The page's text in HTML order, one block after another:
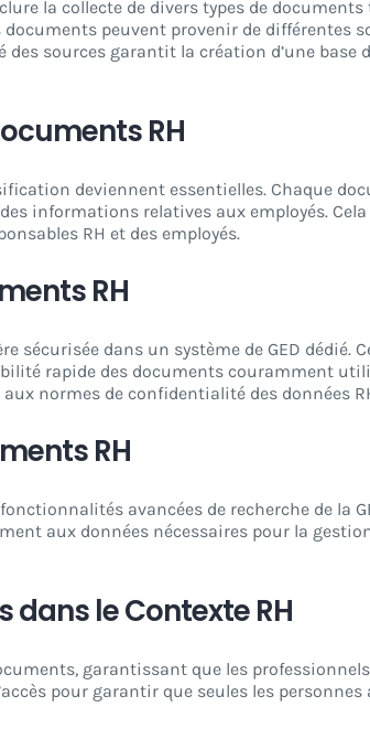
la collecte de divers types de
peuvent provenir de différentes
sources garantit la création d’une
RH
deviennent essentielles. Chaque
informations relatives aux employés.
RH et des employés.
RH
sécurisée dans un système de GED dédié.
rapide des documents couramment
normes de confidentialité des données
RH
avancées de recherche de la
aux données nécessaires pour la
dans le Contexte RH
garantissant que les
pour garantir que seules les